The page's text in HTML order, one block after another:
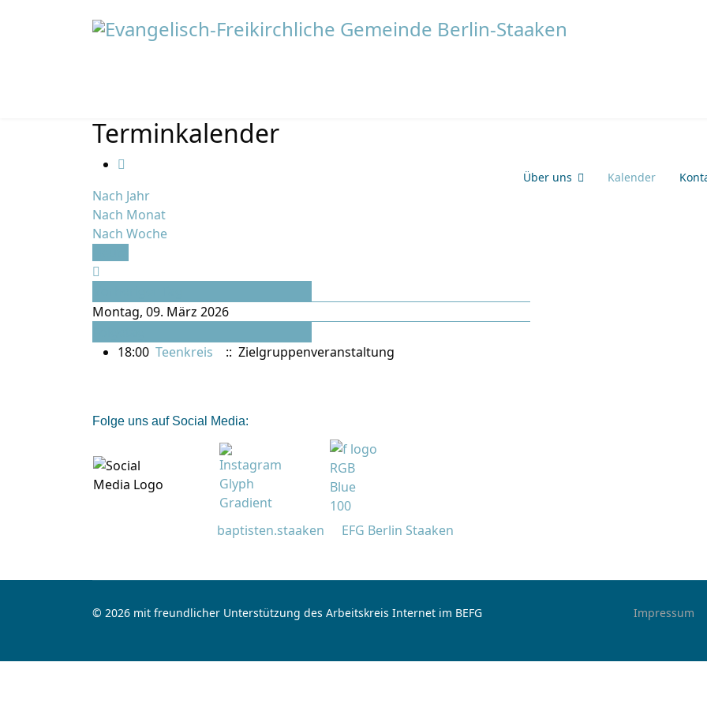
Über uns Kalender
Terminkalender
Nach Jahr
Nach Monat
Nach Woche
Montag, 09. März 2026
18:00 Teenkreis :: Zielgruppenveranstaltung
Folge uns auf Social Media:
baptisten.staaken EFG Berlin Staaken
© 2026 mit freundlicher Unterstützung des Arbeitskreis Internet im BEFG Impressum